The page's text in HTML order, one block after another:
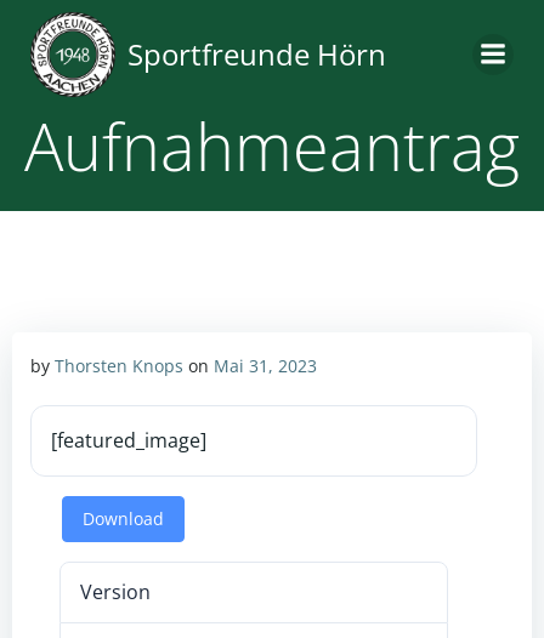
Inhalt
springen
Sportfreunde Hörn
Aufnahmeantrag
by Thorsten Knops on Mai 31, 2023
[featured_image]
Download
Version